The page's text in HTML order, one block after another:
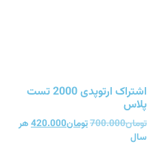
اشتراک ارتوپدی 2000 تست
پلاس
تومان700.000تومان420.000هر
سال